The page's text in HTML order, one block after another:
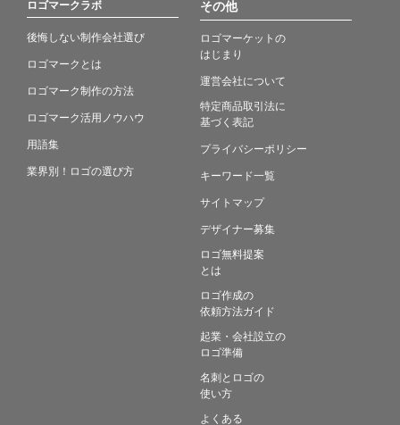
ロゴマークラボ
後悔しない制作会社選び
ロゴマークとは
ロゴマーク制作の方法
ロゴマーク活用ノウハウ
用語集
業界別！ロゴの選び方
その他
ロゴマーケットの
はじまり
運営会社について
特定商品取引法に
基づく表記
プライバシーポリシー
キーワード一覧
サイトマップ
デザイナー募集
ロゴ無料提案
とは
ロゴ作成の
依頼方法ガイド
起業・会社設立の
ロゴ準備
名刺とロゴの
使い方
よくある